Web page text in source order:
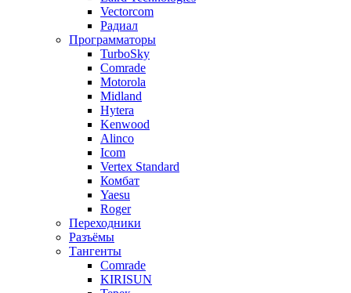
Vectorcom
Радиал
Программаторы
TurboSky
Comrade
Motorola
Midland
Hytera
Kenwood
Alinco
Icom
Vertex Standard
Комбат
Yaesu
Roger
Переходники
Разъёмы
Тангенты
Comrade
KIRISUN